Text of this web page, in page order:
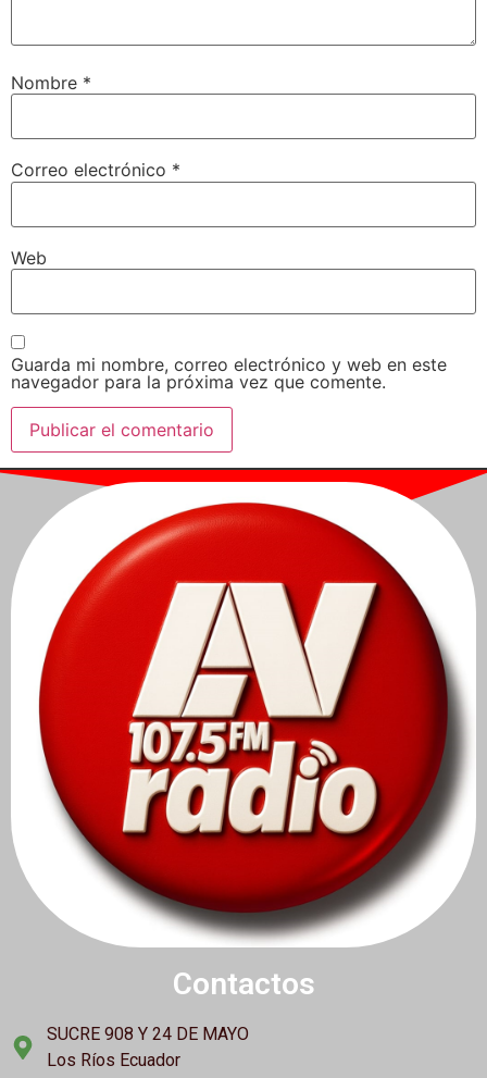
Nombre *
Correo electrónico *
Web
Guarda mi nombre, correo electrónico y web en este
navegador para la próxima vez que comente.
Contactos
SUCRE 908 Y 24 DE MAYO
Los Ríos Ecuador